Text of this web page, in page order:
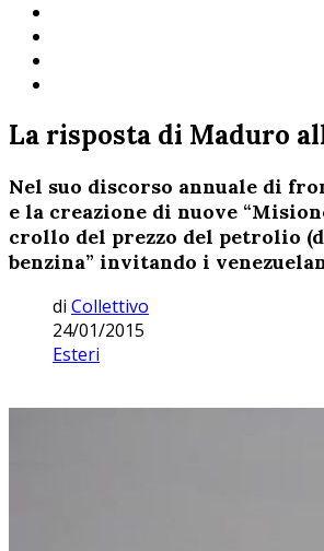
La risposta di Maduro
Nel suo discorso annuale di
e la creazione di nuove
crollo del prezzo del petrolio
benzina” invitando i
di Collettivo
24/01/2015
Esteri